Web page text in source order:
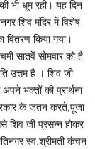
भी धूम रही। यह दिन
शिव मंदिर में विशेष
किया गया।
सातवें सोमवार को है
उत्तम है । शिव जी
भक्तों की प्रार्थना
के जतन करते,पूजा
शिव जी प्रसन्न होकर
स्व.श्रीमती कंचन